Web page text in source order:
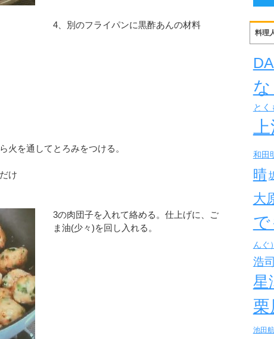
4、別のフライパンに黒酢あんの材料
火を通してとろみをつける。
け
3の肉団子を入れて絡める。仕上げに、ご
ま油(少々)を回し入れる。
料理
とく
和田
晴
大
で
んぐ）
浩司
星
栗
池田航